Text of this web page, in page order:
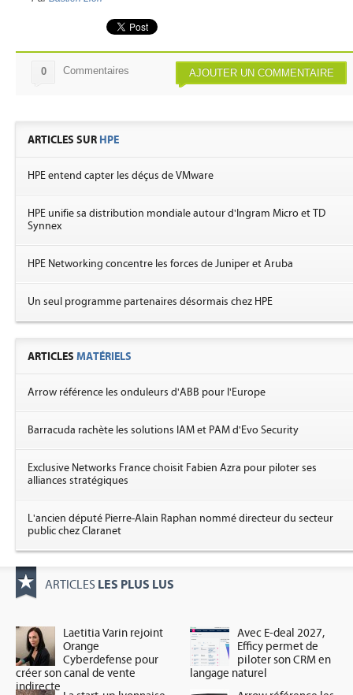
AJOUTER UN COMMENTAIRE
0 Commentaires
ARTICLES SUR HPE
HPE entend capter les déçus de VMware
HPE unifie sa distribution mondiale autour d'Ingram Micro et TD
Synnex
HPE Networking concentre les forces de Juniper et Aruba
Un seul programme partenaires désormais chez HPE
ARTICLES MATÉRIELS
Arrow référence les onduleurs d'ABB pour l'Europe
Barracuda rachète les solutions IAM et PAM d'Evo Security
Exclusive Networks France choisit Fabien Azra pour piloter ses
alliances stratégiques
L'ancien député Pierre-Alain Raphan nommé directeur du secteur
public chez Claranet
ARTICLES LES PLUS LUS
Laetitia Varin rejoint
Orange
Cyberdefense pour
créer son canal de vente
indirecte
Avec E-deal 2027,
Efficy permet de
piloter son CRM en
langage naturel